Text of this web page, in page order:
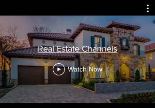
Real Estate Channels
Watch Now